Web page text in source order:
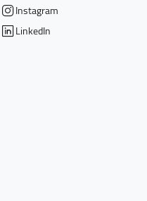
Instagram
LinkedIn